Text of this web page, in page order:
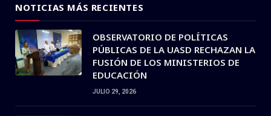
NOTICIAS MÁS RECIENTES
OBSERVATORIO DE POLÍTICAS
PÚBLICAS DE LA UASD RECHAZAN LA
FUSIÓN DE LOS MINISTERIOS DE
EDUCACIÓN
JULIO 29, 2026